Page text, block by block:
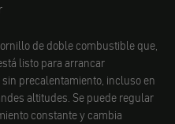
de doble combustible que,
listo para arrancar
precalentamiento, incluso en
altitudes. Se puede regular
constante y cambia